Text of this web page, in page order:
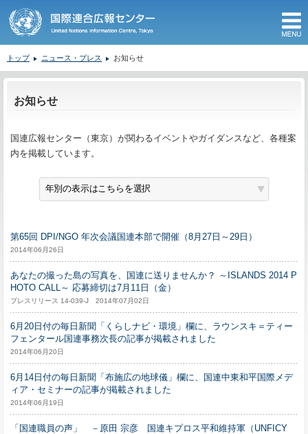
トップ ニュース・プレス お知らせ
お知らせ
国連広報センター（東京）が関わるイベントやガイダンスなど、各種案
内を掲載しています。
第65回 DPI/NGO 年次会議国連本部で開催（8月27日～29日）
2014年06月26日
あなたの撮った島の写真を、国連に送りませんか？ ～ISLANDS 2014 P
HOTO CALL～ 応募締切は7月11日（金）
プレスリリース 14-039-J 2014年07月02日
6月20日付の毎日新聞「くらしナビ・環境」欄に、ラウンスキ＝ティー
フェンタール国連事務次長の記事が掲載されました
2014年06月20日
6月14日付の毎日新聞「布施広の地球儀」欄に、国連中東和平国際メデ
ィア・セミナーの記事が掲載されました
2014年06月19日
「国連職員の声」 －原田 宗彦 国連キプロス平和維持軍（UNFICY